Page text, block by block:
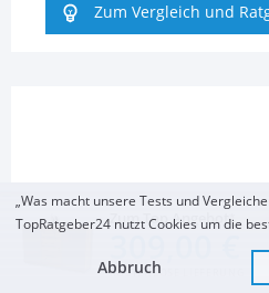
Zum Top Angebot
KOSTENLOSE LIEFERUNG
Zum Vergleich und
„Was macht unsere Tests und
TopRatgeber24 nutzt Cookies um die
Abbruch